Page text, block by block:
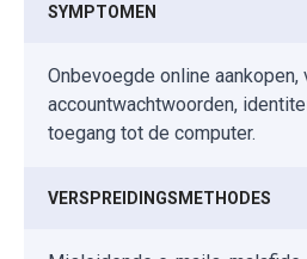
SYMPTOMEN
Onbevoegde online aankopen,
accountwachtwoorden,
toegang tot de computer.
VERSPREIDINGSMETHODES